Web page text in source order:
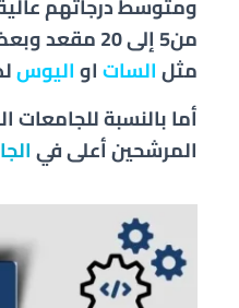
من5 إلى 20 مقعد وبعض الجامعات تصل الى 50 مقعد
مثلالساتاواليوس
أما بالنسبة
المرشحين أعلى في